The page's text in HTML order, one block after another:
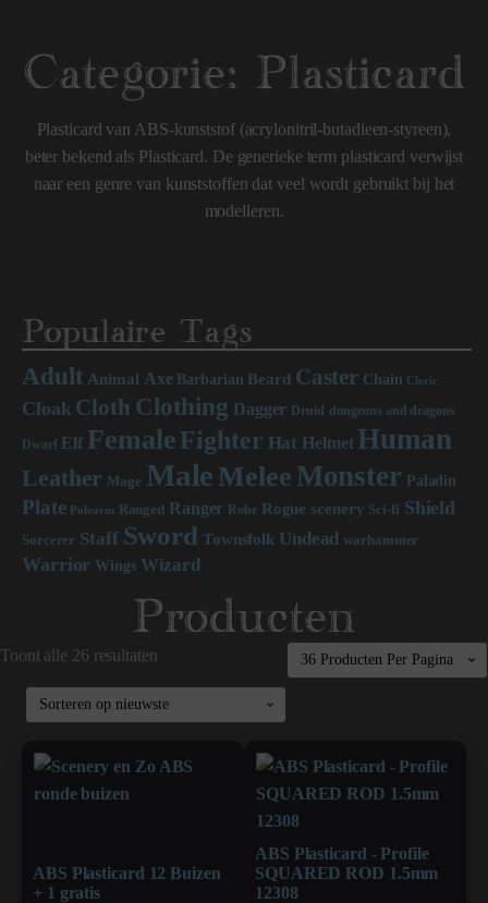
Categorie: Plasticard
Plasticard van ABS-kunststof (acrylonitril-butadieen-styreen),
beter bekend als Plasticard. De generieke term plasticard verwijst
naar een genre van kunststoffen dat veel wordt gebruikt bij het
modelleren.
Populaire Tags
Adult Animal Axe Barbarian Beard Caster Chain Cleric
Cloak Cloth Clothing Dagger Druid dungeons and dragons
Dwarf Elf FemaleFighter Hat Helmet Human
Leather Mage MaleMeleeMonster Paladin
Plate Polearm Ranged Ranger Robe Rogue scenery Sci-fi Shield
Sorcerer Staff Sword Townsfolk Undead warhammer
Warrior Wings Wizard
Producten
Toont alle 26 resultaten
ABS Plasticard 12 Buizen
+ 1 gratis
ABS Plasticard - Profile
SQUARED ROD 1.5mm
12308